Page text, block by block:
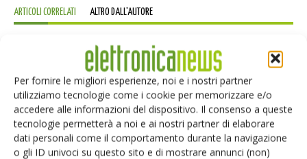
Per fornire le migliori esperienze, noi e i nostri partner
utilizziamo tecnologie come i cookie per memorizzare e/o
accedere alle informazioni del dispositivo. Il consenso a queste
tecnologie permetterà a noi e ai nostri partner di elaborare
dati personali come il comportamento durante la navigazione
o gli ID univoci su questo sito e di mostrare annunci (non)
ARTICOLI CORRELATI ALTRO DALL'AUTORE
Connettori scheda-scheda: il mercato
raddoppierà entro il 2034
Connettori di potenza DC di
Amphenol GEC